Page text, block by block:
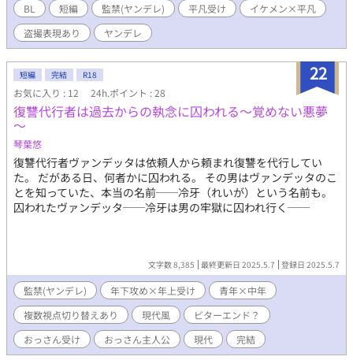
BL 短編 監禁(ヤンデレ) 平凡受け
イケメン×平凡
盗撮表現あり
ヤンデレ
22
短編 完結 R18
お気に入り : 12 24h.ポイント : 28
復讐代行者は過去からの執念に囚われる～覚めない悪夢
～
琴葉悠
復讐代行者ヴァンデッタは依頼人から頼まれ復讐を代行してい
た。 だがある日、何者かに囚われる。 その男はヴァンデッタのこ
とを知っていた、本当の名前──冷牙（れいが）という名前も。
囚われたヴァンデッタ──冷牙は男の牢獄に囚われ行く──
文字数 8,385 最終更新日 2025.5.7 登録日 2025.5.7
監禁(ヤンデレ) 年下攻め×年上受け
青年×中年
複数視点切り替えあり
現代風
ビターエンド？
おっさん受け
おっさん主人公 現代 完結